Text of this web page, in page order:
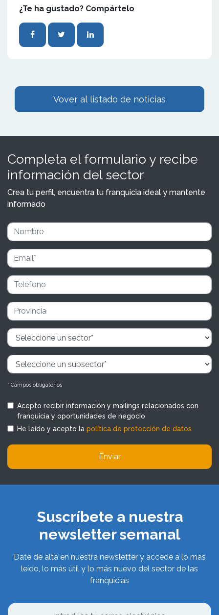
¿Te ha gustado? Compártelo
Vover al listado de noticias
Completa el formulario y recibe
información del sector
Crea tu perfil, encuentra tu franquicia ideal y mantente
informado
* Campos obligatorios
Acepto recibir información y mailings relacionados con
franquicia y oportunidades de negocio
He leído y acepto la política de protección de datos
Enviar
Suscríbete a nuestra
newsletter semanal
Date de alta en nuestra newsletter y accede a lo más
leído, lo más útil y lo más nuevo del sector de las
franquicias